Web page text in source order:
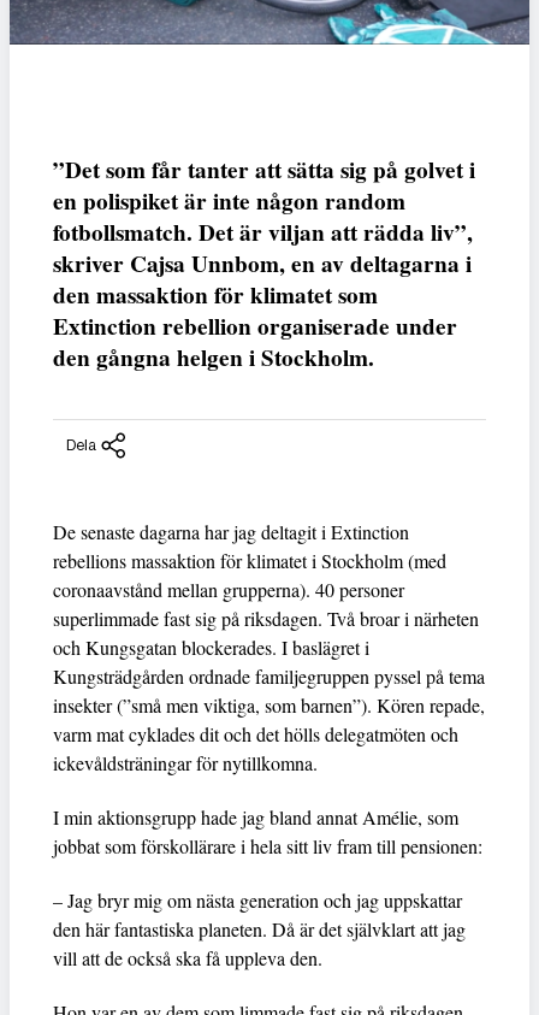
”Det som får tanter att sätta sig på golvet i
en polispiket är inte någon random
fotbollsmatch. Det är viljan att rädda liv”,
skriver Cajsa Unnbom, en av deltagarna i
den massaktion för klimatet som
Extinction rebellion organiserade under
den gångna helgen i Stockholm.
Dela
De senaste dagarna har jag deltagit i Extinction
rebellions massaktion för klimatet i Stockholm (med
coronaavstånd mellan grupperna). 40 personer
superlimmade fast sig på riksdagen. Två broar i närheten
och Kungsgatan blockerades. I baslägret i
Kungsträdgården ordnade familjegruppen pyssel på tema
insekter (”små men viktiga, som barnen”). Kören repade,
varm mat cyklades dit och det hölls delegatmöten och
ickevåldsträningar för nytillkomna.
I min aktionsgrupp hade jag bland annat Amélie, som
jobbat som förskollärare i hela sitt liv fram till pensionen:
– Jag bryr mig om nästa generation och jag uppskattar
den här fantastiska planeten. Då är det självklart att jag
vill att de också ska få uppleva den.